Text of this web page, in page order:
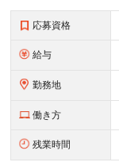
応募資格
給与
勤務地
働き方
残業時間